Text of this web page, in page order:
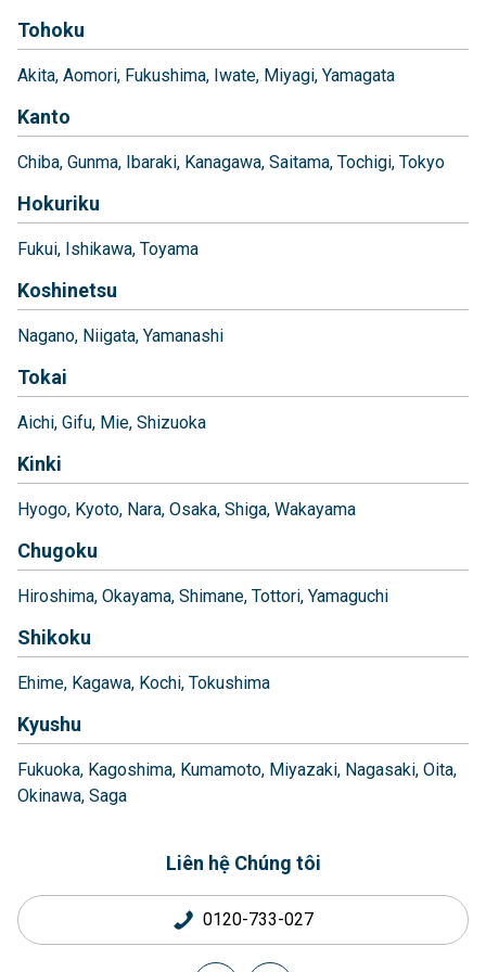
Tohoku
Akita Aomori Fukushima Iwate Miyagi Yamagata
Kanto
Chiba Gunma Ibaraki Kanagawa Saitama Tochigi Tokyo
Hokuriku
Fukui Ishikawa Toyama
Koshinetsu
Nagano Niigata Yamanashi
Tokai
Aichi Gifu Mie Shizuoka
Kinki
Hyogo Kyoto Nara Osaka Shiga Wakayama
Chugoku
Hiroshima Okayama Shimane Tottori Yamaguchi
Shikoku
Ehime Kagawa Kochi Tokushima
Kyushu
Fukuoka Kagoshima Kumamoto Miyazaki Nagasaki Oita
Okinawa Saga
Liên hệ Chúng tôi
0120-733-027